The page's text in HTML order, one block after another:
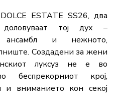
ESTATE SS26, два
тој дух –
ансамбл и нежното,
Создадени за жени
луксуз не е во
беспрекорниот крој,
и вниманието кон секој